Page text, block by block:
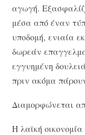
αγωγή.
μέσα από έναν
υποδομή, ενιαία
δωρεάν
εγγυημένη
πριν ακόμα
Διαμορφώνεται
H λαϊκή